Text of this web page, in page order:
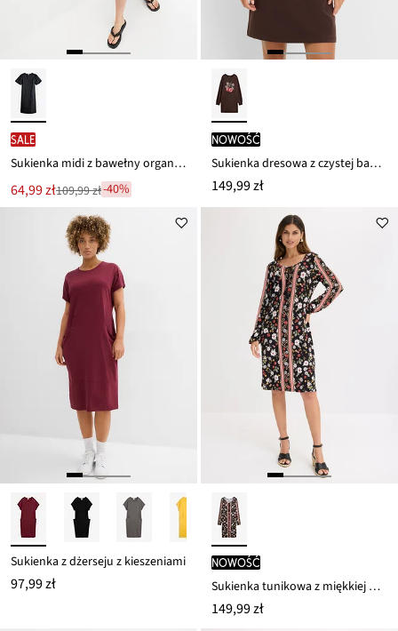
SALE
Sukienka midi z bawełny organicznej
Nowa
cena
64,99 zł
Przeceniono
109,99 zł-40%
nowość
Sukienka dresowa z czystej bawełny organicznej
149,99 zł
Sukienka z dżerseju z kieszeniami
97,99 zł
nowość
Sukienka tunikowa z miękkiej mieszanki wiskozy
149,99 zł